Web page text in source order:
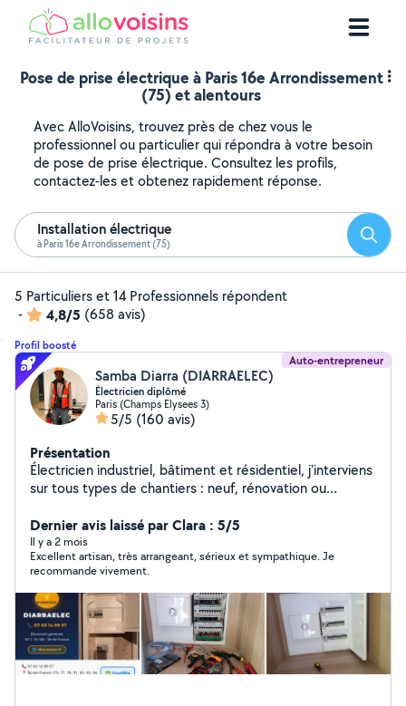
Pose de prise électrique à Paris 16e Arrondissement
(75) et alentours
Avec AlloVoisins, trouvez près de chez vous le
professionnel ou particulier qui répondra à votre besoin
de pose de prise électrique. Consultez les profils,
contactez-les et obtenez rapidement réponse.
Installation électrique
à Paris 16e Arrondissement (75)
5 Particuliers et 14 Professionnels répondent
-
4,8/5 (658 avis)
Profil boosté
Auto-entrepreneur
Samba Diarra (DIARRAELEC)
Électricien diplômé
Paris (Champs Elysees 3)
5/5 (160 avis)
Présentation
Électricien industriel, bâtiment et résidentiel, j'interviens
sur tous types de chantiers : neuf, rénovation ou
garantis un travail propre, conforme aux normes et dans
les délais.
Dernier avis laissé par Clara : 5/5
Il y a 2 mois
Excellent artisan, très arrangeant, sérieux et sympathique. Je
recommande vivement.